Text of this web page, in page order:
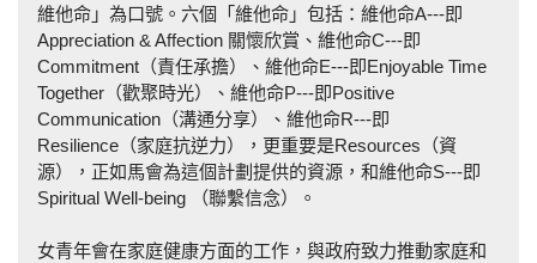
維他命」為口號。六個「維他命」包括：維他命A---即
Appreciation & Affection 關懷欣賞、維他命C---即
Commitment（責任承擔）、維他命E---即Enjoyable Time
Together（歡聚時光）、維他命P---即Positive
Communication（溝通分享）、維他命R---即
Resilience（家庭抗逆力），更重要是Resources（資
源），正如馬會為這個計劃提供的資源，和維他命S---即
Spiritual Well-being （聯繫信念）。
女青年會在家庭健康方面的工作，與政府致力推動家庭和